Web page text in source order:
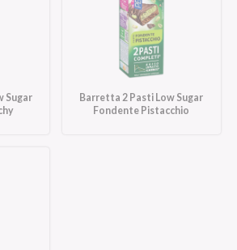
Sugar
Barretta 2 Pasti Low Sugar
Fondente Pistacchio